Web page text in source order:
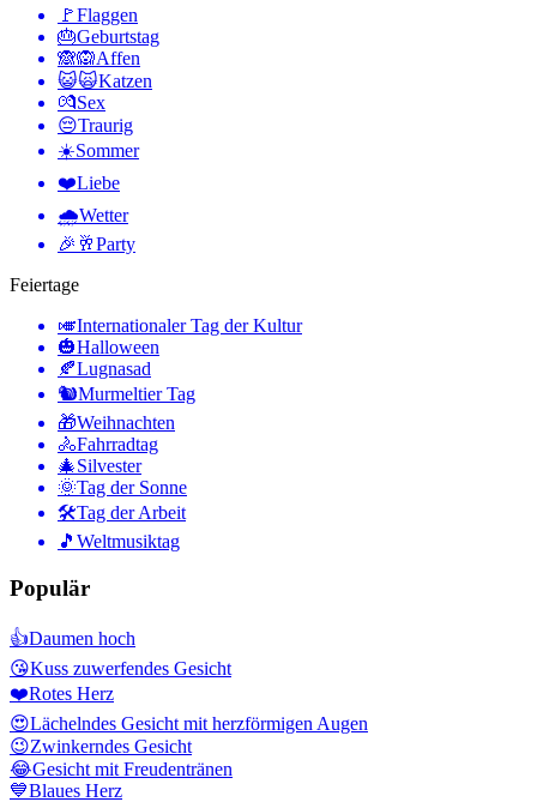
🚩Flaggen
🎂Geburtstag
🙈🙉Affen
😺🙀Katzen
💏Sex
😔Traurig
☀️Sommer
❤️Liebe
🌧Wetter
🎉🥂Party
Feiertage
🎺Internationaler Tag der Kultur
🎃Halloween
🍂Lugnasad
🐿Murmeltier Tag
🎁Weihnachten
🚴Fahrradtag
🎄Silvester
🌞Tag der Sonne
🛠Tag der Arbeit
🎵 Weltmusiktag
Populär
👍Daumen hoch
😘Kuss zuwerfendes Gesicht
❤️Rotes Herz
😍Lächelndes Gesicht mit herzförmigen Augen
😉Zwinkerndes Gesicht
😂Gesicht mit Freudentränen
💙Blaues Herz